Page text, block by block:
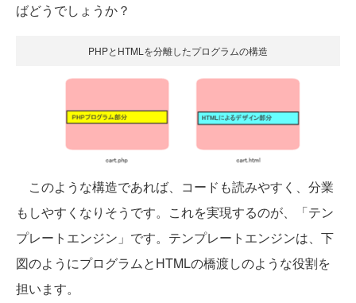
ばどうでしょうか？
PHPとHTMLを分離したプログラムの構造
このような構造であれば、コードも読みやすく、分業
もしやすくなりそうです。これを実現するのが、「テン
プレートエンジン」です。テンプレートエンジンは、下
図のようにプログラムとHTMLの橋渡しのような役割を
担います。